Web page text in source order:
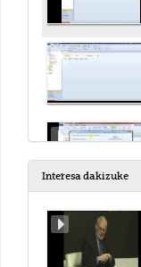
Interesa dakizuke